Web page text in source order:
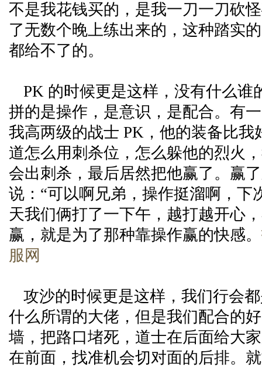
不是我花钱买的，是我一刀一刀砍
了无数个晚上练出来的，这种踏实
都给不了的。
PK 的时候更是这样，没有什么谁
拼的是操作，是意识，是配合。有
我高两级的战士 PK，他的装备比我
道怎么用刺杀位，怎么躲他的烈火
会出刺杀，最后居然把他赢了。赢
说：“可以啊兄弟，操作挺溜啊，下
天我们俩打了一下午，越打越开心
赢，就是为了那种靠操作赢的快感。
服网
攻沙的时候更是这样，我们行会
什么所谓的大佬，但是我们配合的
墙，把路口堵死，道士在后面给大
在前面，找准机会切对面的后排。